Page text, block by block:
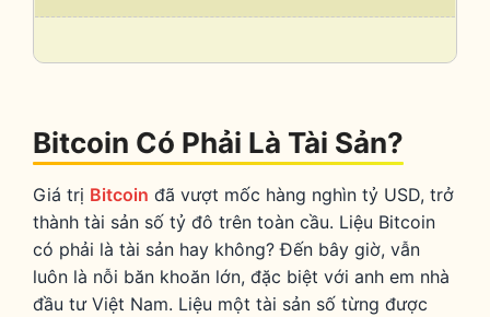
Bitcoin Có Phải Là Tài Sản?
Giá trị Bitcoin đã vượt mốc hàng nghìn tỷ USD, trở
thành tài sản số tỷ đô trên toàn cầu. Liệu Bitcoin
có phải là tài sản hay không? Đến bây giờ, vẫn
luôn là nỗi băn khoăn lớn, đặc biệt với anh em nhà
đầu tư Việt Nam. Liệu một tài sản số từng được